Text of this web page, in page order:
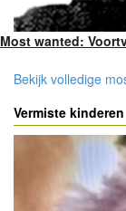
Most wanted:
Bekijk volledige
Vermiste kinderen